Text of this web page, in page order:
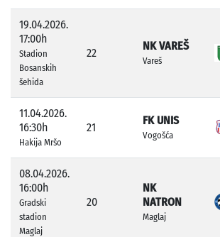
19.04.2026.
17:00h
Stadion
Bosanskih
šehida
22
NK VAREŠ
Vareš
11.04.2026.
16:30h
Hakija Mršo
21
FK UNIS
Vogošća
08.04.2026.
16:00h
Gradski
stadion
Maglaj
20
NK
NATRON
Maglaj